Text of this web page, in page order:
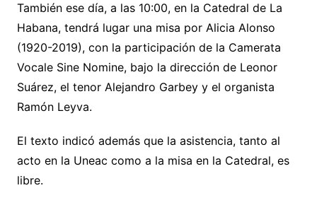
También ese día, a las 10:00, en la Catedral de La
Habana, tendrá lugar una misa por Alicia Alonso
(1920-2019), con la participación de la Camerata
Vocale Sine Nomine, bajo la dirección de Leonor
Suárez, el tenor Alejandro Garbey y el organista
Ramón Leyva.
El texto indicó además que la asistencia, tanto al
acto en la Uneac como a la misa en la Catedral, es
libre.